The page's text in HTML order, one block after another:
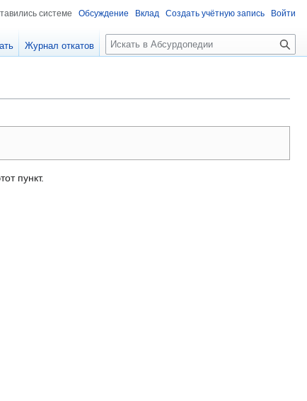
пункт.
системе Обсуждение Вклад Создать учётную запись Войти
Журнал откатов
П
о
к